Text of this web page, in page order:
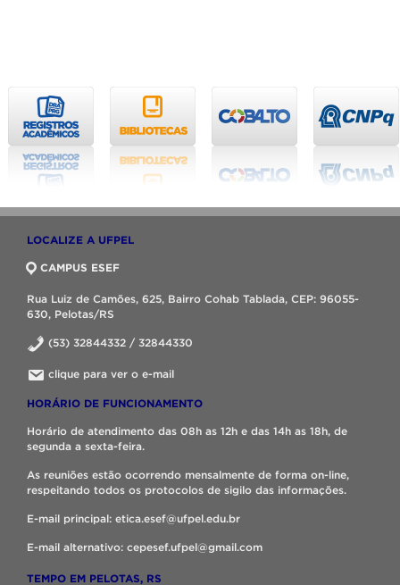
LOCALIZE A UFPEL
CAMPUS ESEF
Rua Luiz de Camões, 625, Bairro Cohab Tablada, CEP: 96055-
630, Pelotas/RS
(53) 32844332 / 32844330
clique para ver o e-mail
HORÁRIO DE FUNCIONAMENTO
Horário de atendimento das 08h as 12h e das 14h as 18h, de
segunda a sexta-feira.
As reuniões estão ocorrendo mensalmente de forma on-line,
respeitando todos os protocolos de sigilo das informações.
E-mail principal: etica.esef@ufpel.edu.br
E-mail alternativo: cepesef.ufpel@gmail.com
TEMPO EM PELOTAS, RS